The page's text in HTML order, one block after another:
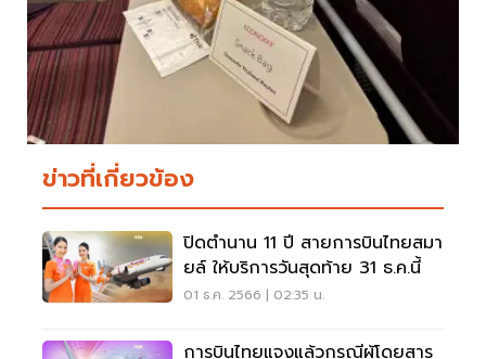
ข่าวที่เกี่ยวข้อง
ปิดตำนาน 11 ปี สายการบินไทยสมา
ยล์ ให้บริการวันสุดท้าย 31 ธ.ค.นี้
01 ธ.ค. 2566 | 02:35 น.
การบินไทยแจงแล้วกรณีผู้โดยสาร